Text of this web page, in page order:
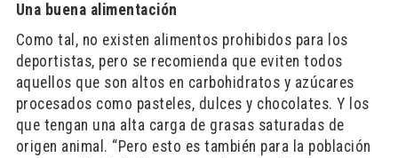
Una buena alimentación
Como tal, no existen alimentos prohibidos para los
deportistas, pero se recomienda que eviten todos
aquellos que son altos en carbohidratos y azúcares
procesados como pasteles, dulces y chocolates. Y los
que tengan una alta carga de grasas saturadas de
origen animal. “Pero esto es también para la población